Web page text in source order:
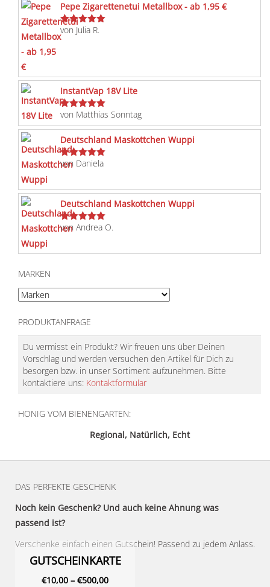
Pepe Zigarettenetui Metallbox - ab 1,95 €
Bewertet
mit
von Julia R.
InstantVap 18V Lite
Bewertet
mit5von 5
von Matthias Sonntag
Deutschland Maskottchen Wuppi
Bewertet
von Daniela
Deutschland Maskottchen Wuppi
Bewertet
von Andrea O.
MARKEN
PRODUKTANFRAGE
Du vermisst ein Produkt? Wir freuen uns über Deinen
Vorschlag und werden versuchen den Artikel für Dich zu
besorgen bzw. in unser Sortiment aufzunehmen. Bitte
kontaktiere uns: Kontaktformular
HONIG VOM BIENENGARTEN:
Regional, Natürlich, Echt
DAS PERFEKTE GESCHENK
Noch kein Geschenk? Und auch keine Ahnung was
passend ist?
Verschenke einfach einen Gutschein! Passend zu jedem Anlass.
GUTSCHEINKARTE
€10,00 – €500,00